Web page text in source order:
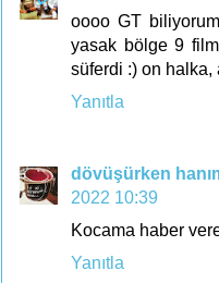
oooo GT
yasak bölge 9
süferdi :) on halka,
Yanıtla
dövüşürken
2022 10:39
Kocama haber
Yanıtla